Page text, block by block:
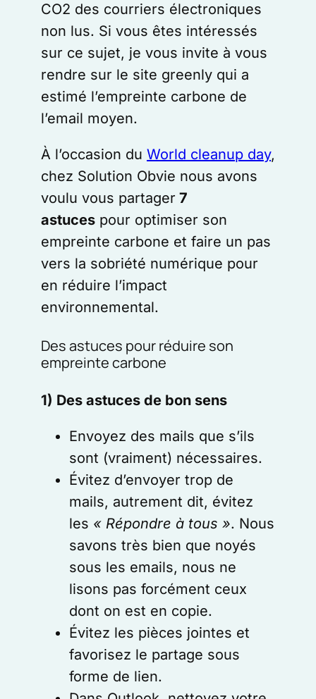
CO2 des courriers électroniques
non lus. Si vous êtes intéressés
sur ce sujet, je vous invite à vous
rendre sur le site greenly qui a
estimé l’empreinte carbone de
l’email moyen.
À l’occasion du World cleanup day,
chez Solution Obvie nous avons
voulu vous partager 7
astuces pour optimiser son
empreinte carbone et faire un pas
vers la sobriété numérique pour
en réduire l’impact
environnemental.
Des astuces pour réduire son
empreinte carbone
1) Des astuces de bon sens
Envoyez des mails que s’ils
sont (vraiment) nécessaires.
Évitez d’envoyer trop de
mails, autrement dit, évitez
les « Répondre à tous ». Nous
savons très bien que noyés
sous les emails, nous ne
lisons pas forcément ceux
dont on est en copie.
Évitez les pièces jointes et
favorisez le partage sous
forme de lien.